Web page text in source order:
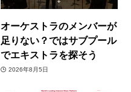
オーケストラのメンバーが
足りない？ではサブプール
でエキストラを探そう
2026年8月5日